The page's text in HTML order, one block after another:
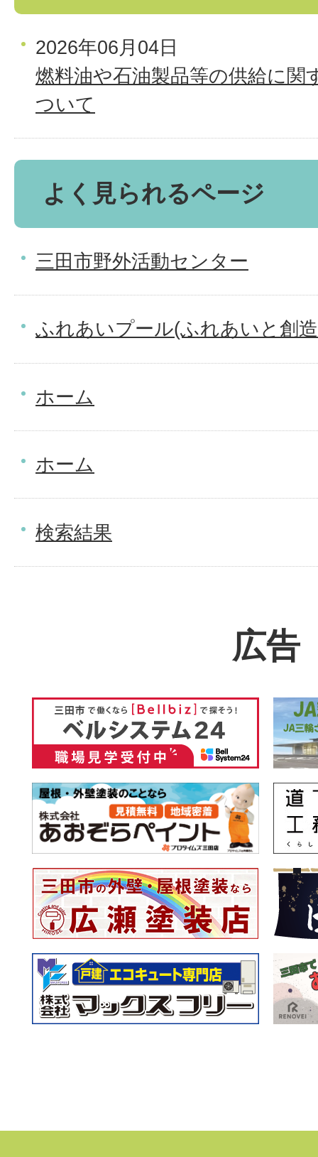
2026年06月04日
燃料油や石油製品等の供給に関
ついて
よく見られるページ
三田市野外活動センター
ふれあいプール(ふれあいと創
ホーム
ホーム
検索結果
広告